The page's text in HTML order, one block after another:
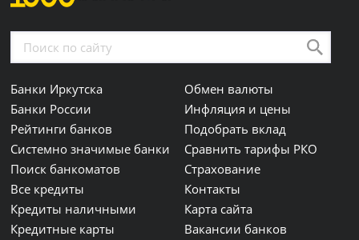
Банки Иркутска
Банки России
Рейтинги банков
Системно значимые банки
Поиск банкоматов
Все кредиты
Кредиты наличными
Кредитные карты
Обмен валюты
Инфляция и цены
Подобрать вклад
Сравнить тарифы РКО
Страхование
Контакты
Карта сайта
Вакансии банков